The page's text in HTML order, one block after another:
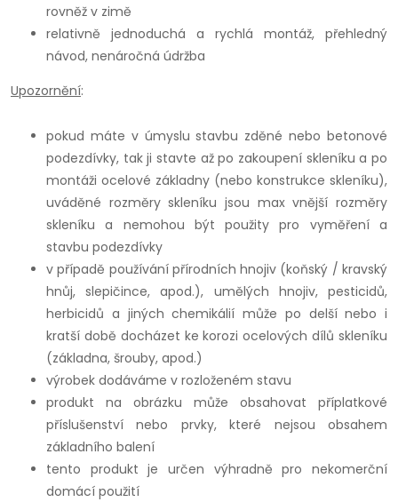
rovněž v zimě
relativně jednoduchá a rychlá montáž, přehledný
návod, nenáročná údržba
Upozornění:
pokud máte v úmyslu stavbu zděné nebo betonové
podezdívky, tak ji stavte až po zakoupení skleníku a po
montáži ocelové základny (nebo konstrukce skleníku),
uváděné rozměry skleníku jsou max vnější rozměry
skleníku a nemohou být použity pro vyměření a
stavbu podezdívky
v případě používání přírodních hnojiv (koňský / kravský
hnůj, slepičince, apod.), umělých hnojiv, pesticidů,
herbicidů a jiných chemikálií může po delší nebo i
kratší době docházet ke korozi ocelových dílů skleníku
(základna, šrouby, apod.)
výrobek dodáváme v rozloženém stavu
produkt na obrázku může obsahovat příplatkové
příslušenství nebo prvky, které nejsou obsahem
základního balení
tento produkt je určen výhradně pro nekomerční
domácí použití